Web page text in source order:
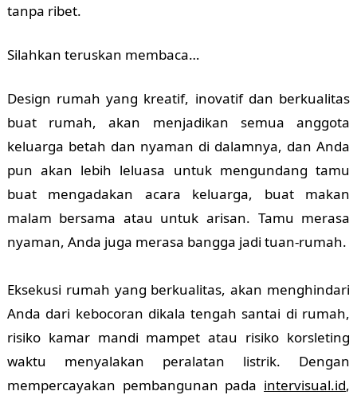
tanpa ribet.
Silahkan teruskan membaca…
Design rumah yang kreatif, inovatif dan berkualitas
buat rumah, akan menjadikan semua anggota
keluarga betah dan nyaman di dalamnya, dan Anda
pun akan lebih leluasa untuk mengundang tamu
buat mengadakan acara keluarga, buat makan
malam bersama atau untuk arisan. Tamu merasa
nyaman, Anda juga merasa bangga jadi tuan-rumah.
Eksekusi rumah yang berkualitas, akan menghindari
Anda dari kebocoran dikala tengah santai di rumah,
risiko kamar mandi mampet atau risiko korsleting
waktu menyalakan peralatan listrik. Dengan
mempercayakan pembangunan pada intervisual.id,